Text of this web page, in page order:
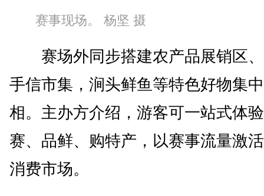
赛事现场。 杨坚 摄
赛场外同步搭建农产品展销区
手信市集，涧头鲜鱼等特色好物集
相。主办方介绍，游客可一站式体
赛、品鲜、购特产，以赛事流量激
消费市场。